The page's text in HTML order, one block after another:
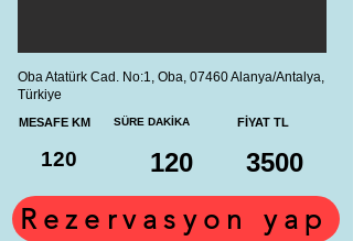
Oba Atatürk Cad. No:1, Oba, 07460 Alanya/Antalya,
Türkiye
MESAFE KM
120
SÜRE DAKİKA
120
FİYAT TL
3500
Rezervasyon yap